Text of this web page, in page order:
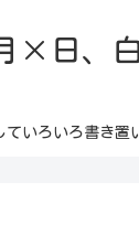
×日、白
していろいろ